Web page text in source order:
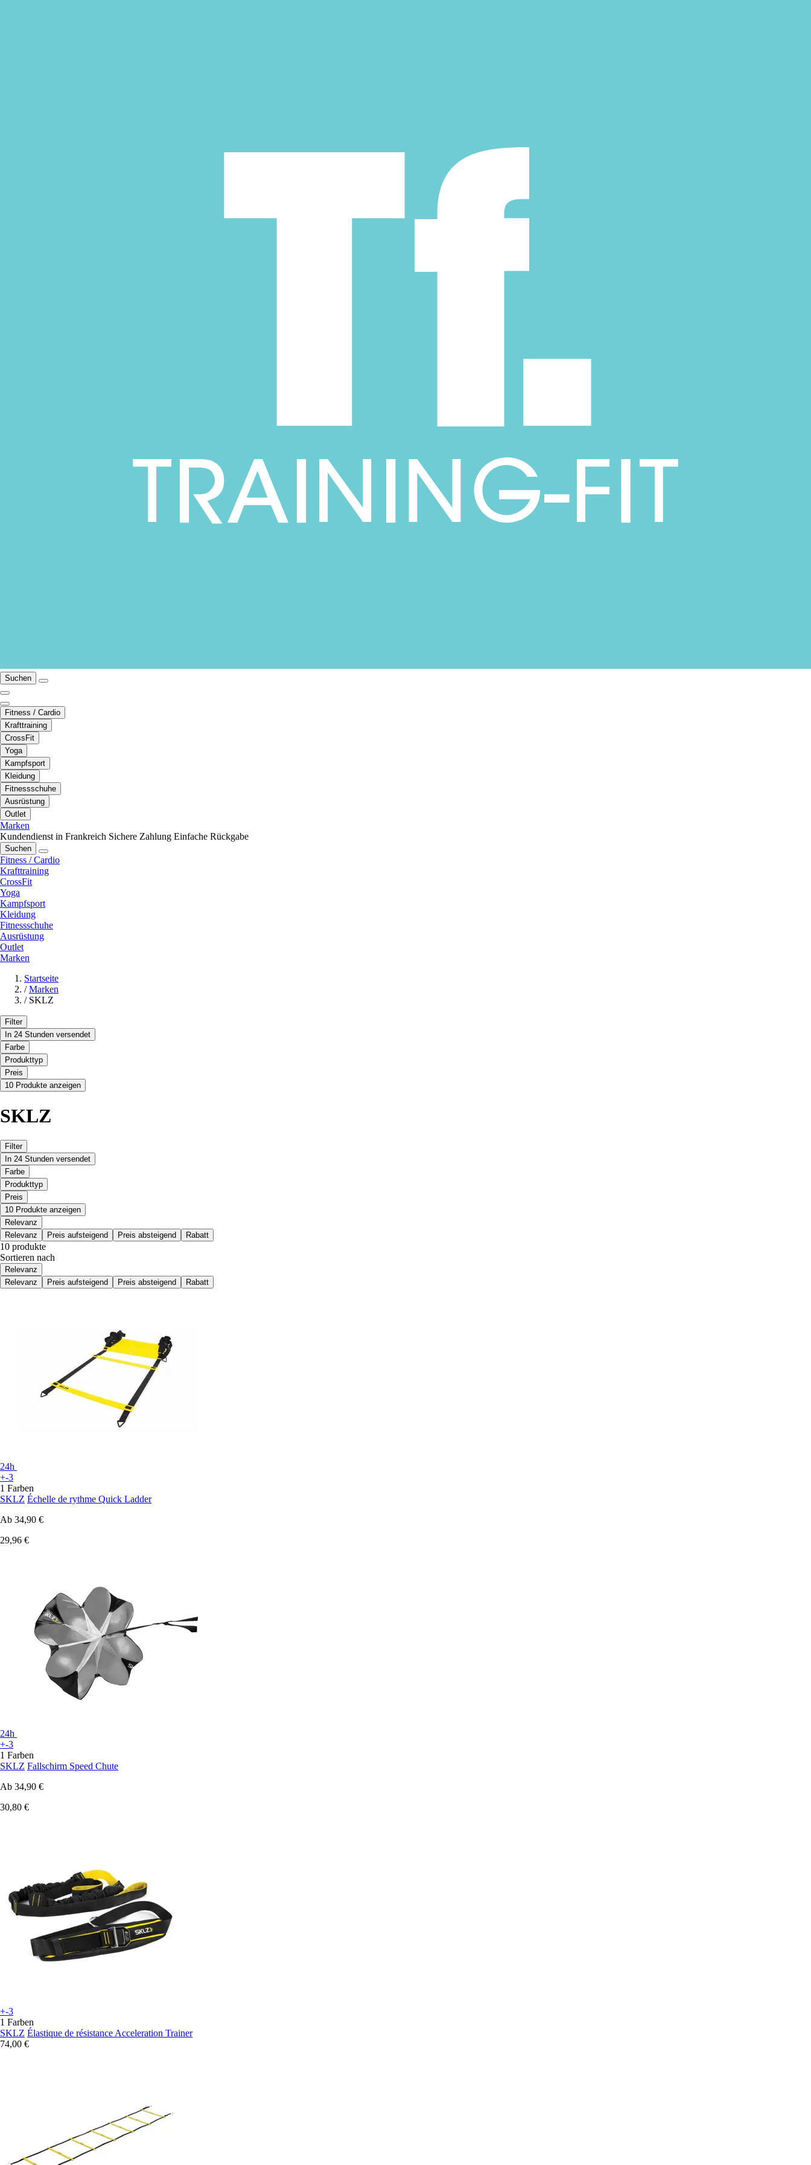
Suchen
Fitness / Cardio
Krafttraining
CrossFit
Yoga
Kampfsport
Kleidung
Fitnessschuhe
Ausrüstung
Outlet
Marken
Kundendienst in Frankreich Sichere Zahlung Einfache Rückgabe
Suchen
Fitness / Cardio
Krafttraining
CrossFit
Yoga
Kampfsport
Kleidung
Fitnessschuhe
Ausrüstung
Outlet
Marken
Startseite
/ Marken
/ SKLZ
Filter
In 24 Stunden versendet
Farbe
Produkttyp
Preis
10 Produkte anzeigen
SKLZ
Filter
In 24 Stunden versendet
Farbe
Produkttyp
Preis
10 Produkte anzeigen
Relevanz
Relevanz
Preis aufsteigend Preis absteigend Rabatt
10 produkte
Sortieren nach
Relevanz
Relevanz
Preis aufsteigend Preis absteigend Rabatt
24h
+-3
1 Farben
SKLZ Échelle de rythme Quick Ladder
Ab 34,90 €
29,96 €
24h
+-3
1 Farben
SKLZ Fallschirm Speed Chute
Ab 34,90 €
30,80 €
+-3
1 Farben
SKLZ Élastique de résistance Acceleration Trainer
74,00 €